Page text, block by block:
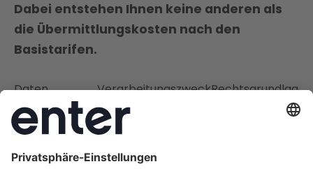
Dabei entstehen Ihnen keine anderen als
die Übermittlungskosten nach den
Basistarifen.
Daten VerarbeitungszweckRechtsgrundlage
(E-Mail-
Kommunikation um
ein
Vertragsverhältnis
aufgrund unserer
Art. 6 Abs. 1 S. 1 lit.